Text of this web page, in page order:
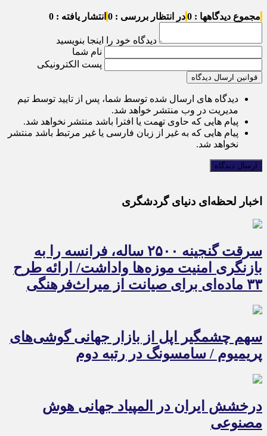
مجموع دیدگاهها : 0 در انتظار بررسی : 0 انتشار یافته : 0
دیدگاه خود را اینجا بنویسید
نام شما
پست الکترونیکی
قوانین ارسال دیدگاه
دیدگاه های ارسال شده توسط شما، پس از تایید توسط تیم
مدیریت در وب منتشر خواهد شد.
پیام هایی که حاوی تهمت یا افترا باشد منتشر نخواهد شد.
پیام هایی که به غیر از زبان فارسی یا غیر مرتبط باشد منتشر
نخواهد شد.
اخبار لحظه‌ای دنیای گردشگری
سرقت گنجینه ۲۵۰۰ ساله، فرانسه را به
بازنگری امنیت موزه‌ها واداشت/ ارائه طرح
۳۳ ماده‌ای برای صیانت از میراث‌فرهنگی
سهم چشمگیر اپل از بازار جهانی گوشی‌های
پریمیوم / سامسونگ در رتبه دوم
درخشش ایران در المپیاد جهانی هوش
مصنوعی